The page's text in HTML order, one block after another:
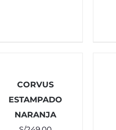
CORVUS
ESTAMPADO
NARANJA